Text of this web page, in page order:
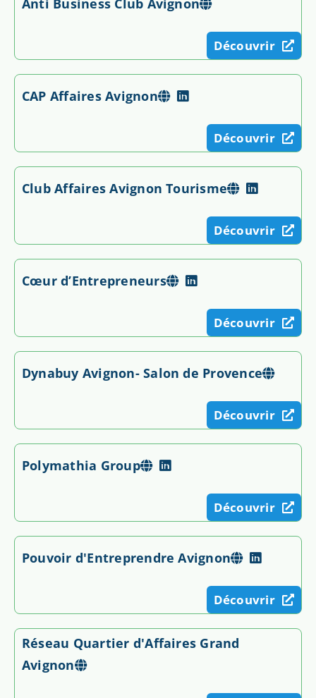
Découvrir
CAP Affaires Avignon
Découvrir
Club Affaires Avignon Tourisme
Découvrir
Cœur d’Entrepreneurs
Découvrir
Dynabuy Avignon- Salon de Provence
Découvrir
Polymathia Group
Découvrir
Pouvoir d'Entreprendre Avignon
Découvrir
Réseau Quartier d'Affaires Grand
Avignon